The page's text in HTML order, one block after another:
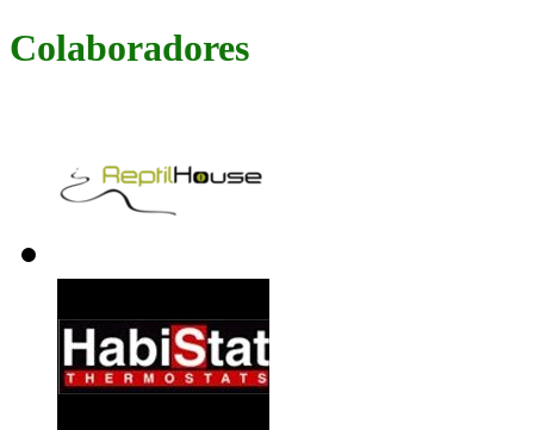
Colaboradores